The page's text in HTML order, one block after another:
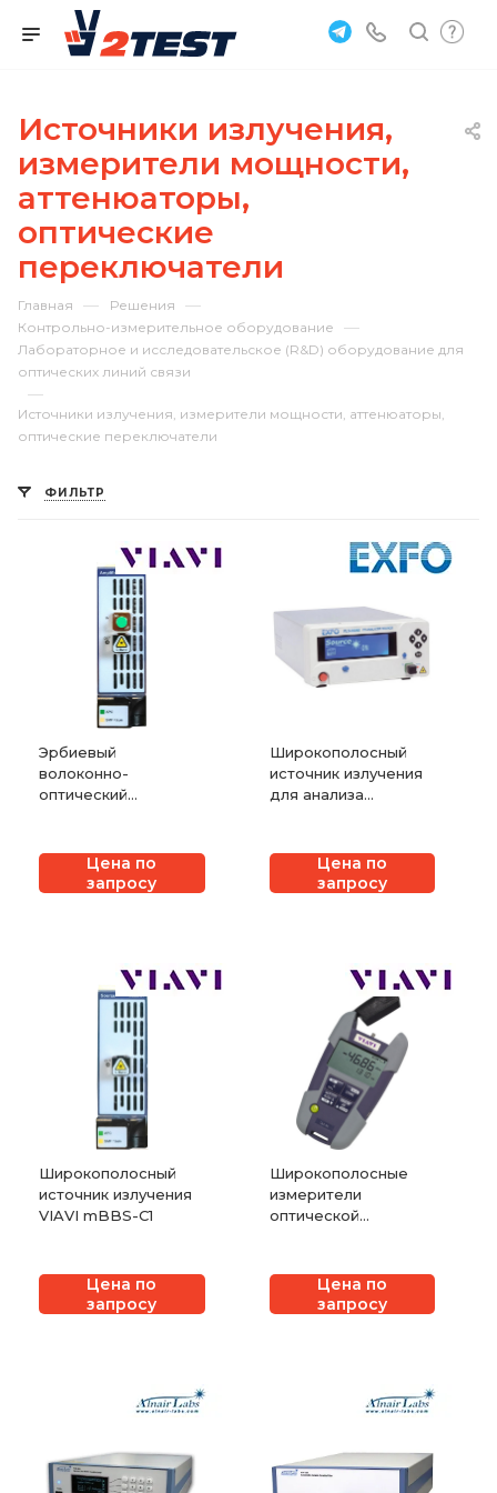
Источники излучения,
измерители мощности,
аттенюаторы,
оптические
переключатели
Главная — Решения —
Контрольно-измерительное оборудование —
Лабораторное и исследовательское (R&D) оборудование для
оптических линий связи
—
Источники излучения, измерители мощности, аттенюаторы,
оптические переключатели
ФИЛЬТР
Эрбиевый
волоконно-
оптический
Цена по
запросу
Широкополосный
источник излучения
для анализа
Цена по
запросу
Широкополосный
источник излучения
VIAVI mBBS-C1
Цена по
запросу
Широкополосные
измерители
оптической
34/35/38Цена по
запросу